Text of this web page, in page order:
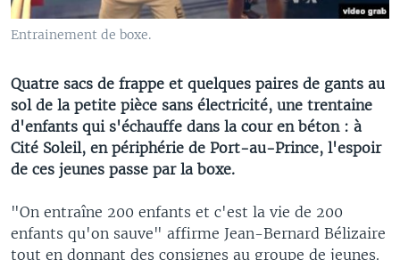
Entrainement de boxe.
Quatre sacs de frappe et quelques paires de gants au
sol de la petite pièce sans électricité, une trentaine
d'enfants qui s'échauffe dans la cour en béton : à
Cité Soleil, en périphérie de Port-au-Prince, l'espoir
de ces jeunes passe par la boxe.
"On entraîne 200 enfants et c'est la vie de 200
enfants qu'on sauve" affirme Jean-Bernard Bélizaire
tout en donnant des consignes au groupe de jeunes.